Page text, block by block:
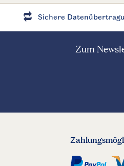
Sichere
Zum